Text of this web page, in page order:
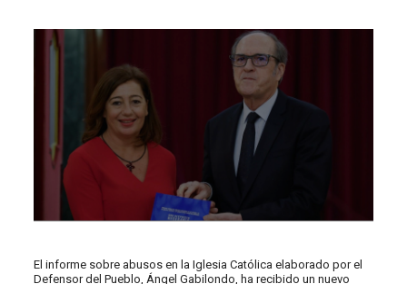
El informe sobre abusos en la Iglesia Católica elaborado por el
Defensor del Pueblo, Ángel Gabilondo, ha recibido un nuevo